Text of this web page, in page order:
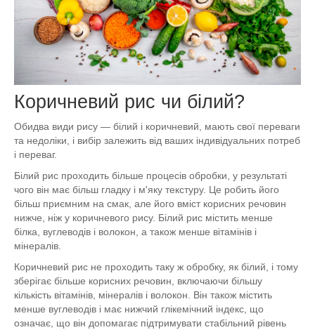
Коричневий рис чи білий?
Обидва види рису — білий і коричневий, мають свої переваги
та недоліки, і вибір залежить від ваших індивідуальних потреб
і переваг.
Білий рис проходить більше процесів обробки, у результаті
чого він має більш гладку і м'яку текстуру. Це робить його
більш приємним на смак, але його вміст корисних речовин
нижче, ніж у коричневого рису. Білий рис містить менше
білка, вуглеводів і волокон, а також менше вітамінів і
мінералів.
Коричневий рис не проходить таку ж обробку, як білий, і тому
зберігає більше корисних речовин, включаючи більшу
кількість вітамінів, мінералів і волокон. Він також містить
менше вуглеводів і має нижчий глікемічний індекс, що
означає, що він допомагає підтримувати стабільний рівень